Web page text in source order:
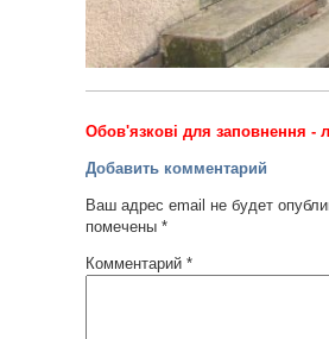
Обов'язкові для заповнення -
Добавить комментарий
Ваш адрес email не будет
помечены *
Комментарий *